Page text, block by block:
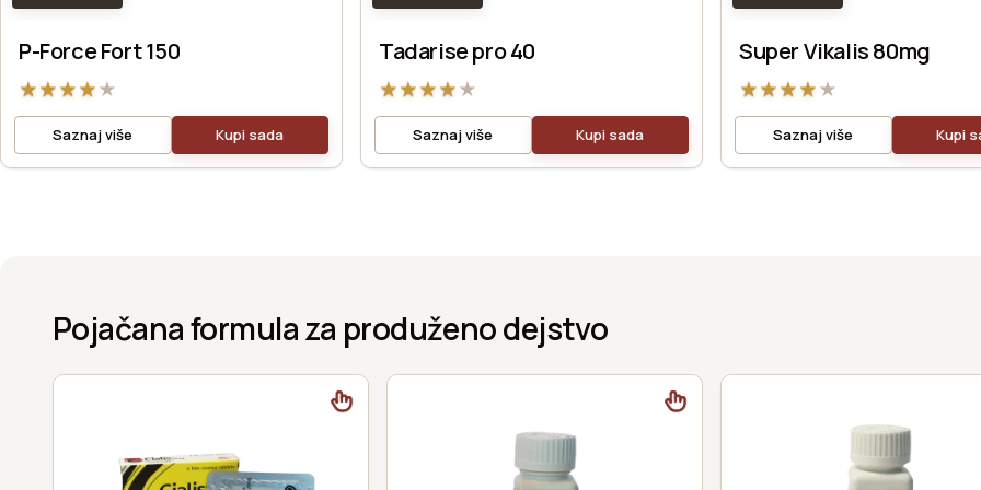
P-Force Fort 150
★★★★★
Saznaj više Kupi sada
Tadarise pro 40
★★★★★
Saznaj više Kupi sada
Super Vikalis 80mg
★★★★★
Saznaj više Kupi
Pojačana formula za produženo dejstvo